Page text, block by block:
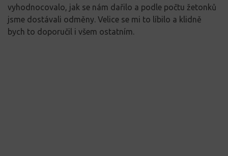
vyhodnocovalo, jak se nám dařilo a podle počtu žetonků
jsme dostávali odměny. Velice se mi to líbilo a klidně
bych to doporučil i všem ostatním.